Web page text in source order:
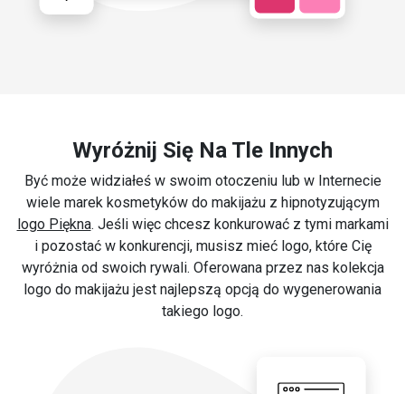
Wyróżnij Się Na Tle Innych
Być może widziałeś w swoim otoczeniu lub w Internecie
wiele marek kosmetyków do makijażu z hipnotyzującym
logo Piękna. Jeśli więc chcesz konkurować z tymi markami
i pozostać w konkurencji, musisz mieć logo, które Cię
wyróżnia od swoich rywali. Oferowana przez nas kolekcja
logo do makijażu jest najlepszą opcją do wygenerowania
takiego logo.